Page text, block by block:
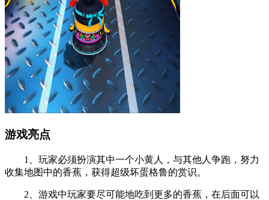
游戏亮点
1、玩家必须扮演其中一个小黄人，与其他人争跑，努力
收集地图中的香蕉，获得超级坏蛋格鲁的赏识。
2、游戏中玩家要尽可能地吃到更多的香蕉，在后面可以